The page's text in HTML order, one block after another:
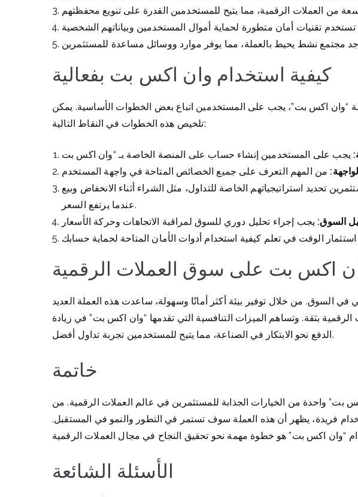
كيفية استخدام وان اكس بت بفعالية
“وان اكس بت”، يجب على المستخدمين اتباع بعض الخطوات الأساسية. يمكن
تلخيص هذه الخطوات في النقاط التالية:
تحديد استراتيجياتهم الخاصة للتداول، مثل الشراء أثناء الانخفاض وبيع
عندما يرتفع السعر.
السوق:
اكس بت على سوق العملات الرقمية
في السوق. من خلال توفير بيئة أكثر أمانًا وسهولة، ساعدت هذه العملة العديد
بثقة. وتساهم الميزات التنافسية التي تقدمها “وان اكس بت” في زيادة
الدفع نحو الابتكار في الصناعة، مما يتيح للمستخدمين تجربة تداول أفضل.
خاتمة
بت” واحدة من الخيارات الجذابة للمستثمرين في عالم العملات الرقمية. من
فريدة، يظهر أن هذه العملة سوف تستمر في التطور والنمو في المستقبل.
الأسئلة الشائعة